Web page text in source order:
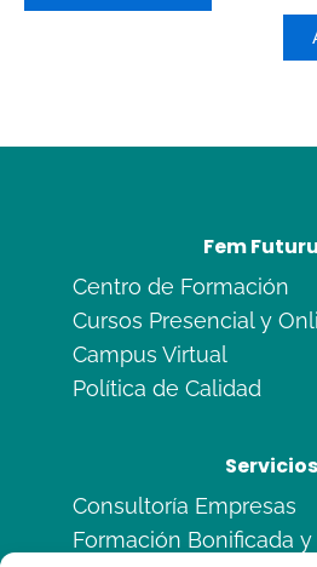
0
Fem
Centro de Formación
Cursos Presencial y
Campus Virtual
Política de Calidad
Servicios
Consultoría Empresas
Formación Bonificada